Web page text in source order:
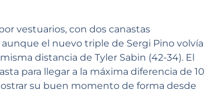
vestuarios, con dos canastas
el nuevo triple de Sergi Pino volvía
distancia de Tyler Sabin (42-34). El
para llegar a la máxima diferencia de 10
su buen momento de forma desde